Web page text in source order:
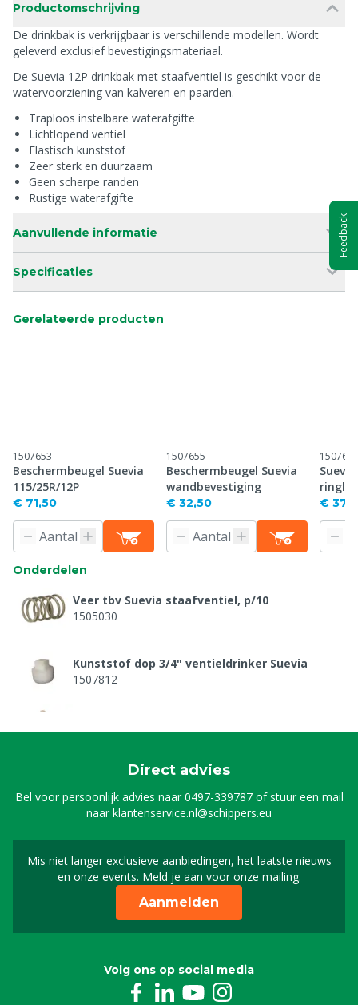
Productomschrijving
De drinkbak is verkrijgbaar is verschillende modellen. Wordt
geleverd exclusief bevestigingsmateriaal.
De Suevia 12P drinkbak met staafventiel is geschikt voor de
watervoorziening van kalveren en paarden.
Traploos instelbare waterafgifte
Lichtlopend ventiel
Elastisch kunststof
Zeer sterk en duurzaam
Geen scherpe randen
Rustige waterafgifte
Aanvullende informatie
Specificaties
Gerelateerde producten
1507653
Beschermbeugel Suevia
115/25R/12P
€ 71,50
1507655
Beschermbeugel Suevia
wandbevestiging
€ 32,50
1507686
€
Onderdelen
Veer tbv Suevia staafventiel, p/10
1505030
Kunststof dop 3/4" ventieldrinker Suevia
1507812
Direct advies
Bel voor persoonlijk advies naar0497-339787of stuur een mail
naarklantenservice.nl@schippers.eu
Mis niet langer exclusieve aanbiedingen, het laatste nieuws
en onze events. Meld je aan voor onze mailing.
Schrijf je in voor onze
Aanmelden
Volg ons op social media
Feedback